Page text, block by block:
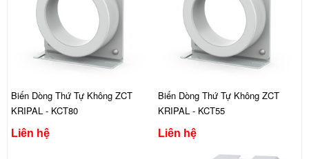
Biến Dòng Thứ Tự Không ZCT
KRIPAL - KCT80
Liên hệ
Biến Dòng Thứ Tự Không ZCT
KRIPAL - KCT55
Liên hệ